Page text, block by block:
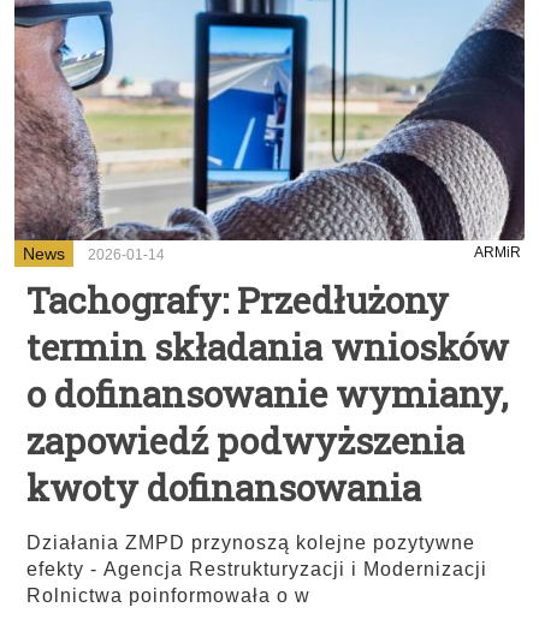
News 2026-01-14 ARMiR
Tachografy: Przedłużony
termin składania wniosków
o dofinansowanie wymiany,
zapowiedź podwyższenia
kwoty dofinansowania
Działania ZMPD przynoszą kolejne pozytywne
efekty - Agencja Restrukturyzacji i Modernizacji
Rolnictwa poinformowała o w